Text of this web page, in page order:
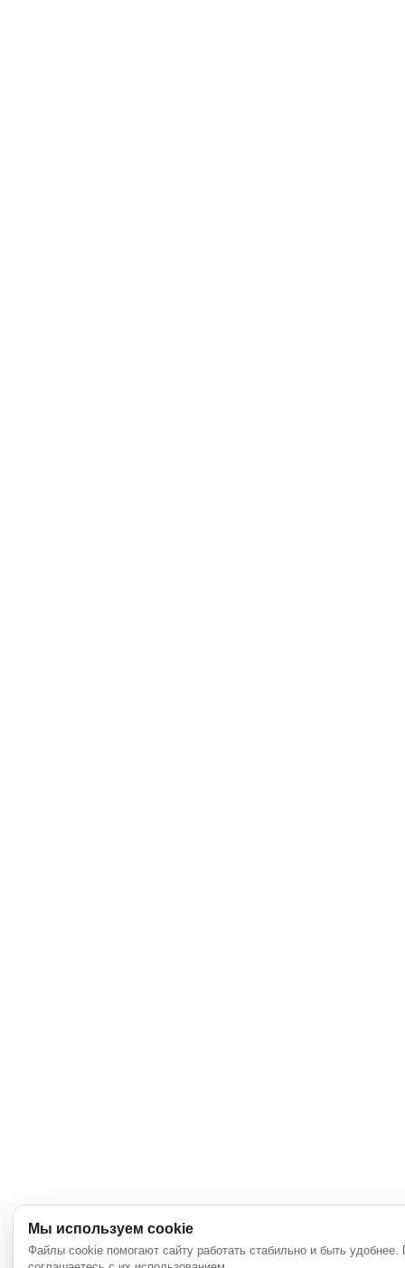
Мы используем cookie
Файлы cookie помогают сайту работать стабильно и быть